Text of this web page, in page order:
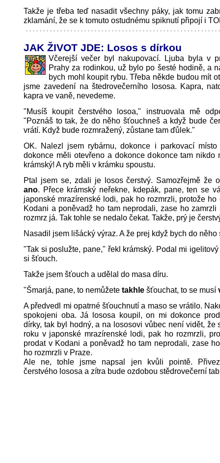
Takže je třeba teď nasadit všechny páky, jak tomu
zklamání, že se k tomuto ostudnému spiknutí připojí i
JAK ŽIVOT JDE: Losos s dírkou
Včerejší večer byl nakupovací. Ljuba byla v
Prahy za rodinkou, už bylo po šesté hodině, a
bych mohl koupit rybu. Třeba někde budou mít
jsme zavedení na štedrovečerního lososa. Kapra,
kapra ve vaně, nevedeme.
"Musíš koupit čerstvého losoa," instruovala mě
"Poznáš to tak, že do něho šťouchneš a když bude
vrátí. Když bude rozmražený, zůstane tam ďůlek."
OK. Nalezl jsem rybárnu, dokonce i parkovací místo
dokonce měli otevřeno a dokonce dokonce tam nikdo
krámský! A ryb měli v krámku spoustu.
Ptal jsem se, zdali je losos čerstvý. Samozřejmě že
ano. Přece krámský neřekne, kdepák, pane, ten se
japonské mrazírenské lodi, pak ho rozmrzli, protože ho
Kodani a poněvadž ho tam neprodali, zase ho
rozmrz já. Tak tohle se nedalo čekat. Takže, prý je
Nasadil jsem lišácký výraz. A že prej když bych do něho
"Tak si poslužte, pane," řekl krámský. Podal mi
si šťouch.
Takže jsem šťouch a udělal do masa díru.
"Šmarjá, pane, to nemůžete takhle šťouchat, to se musí
A předvedl mi opatrné šťouchnutí a maso se vrátilo.
spokojeni oba. Já lososa koupil, on mi dokonce
dírky, tak byl hodný, a na lososovi vůbec není vidět, že
roku v japonské mrazírenské lodi, pak ho rozmrzli,
prodat v Kodani a poněvadž ho tam neprodali, zase
ho rozmrzli v Praze.
Ale ne, tohle jsme napsal jen kvůli pointě.
čerstvého lososa a zítra bude ozdobou stědrovečerní